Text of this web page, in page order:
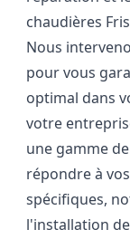
chaudières
Nous
pour vous
optimal dans
votre
une gamme
répondre à
spécifiques,
l'installation